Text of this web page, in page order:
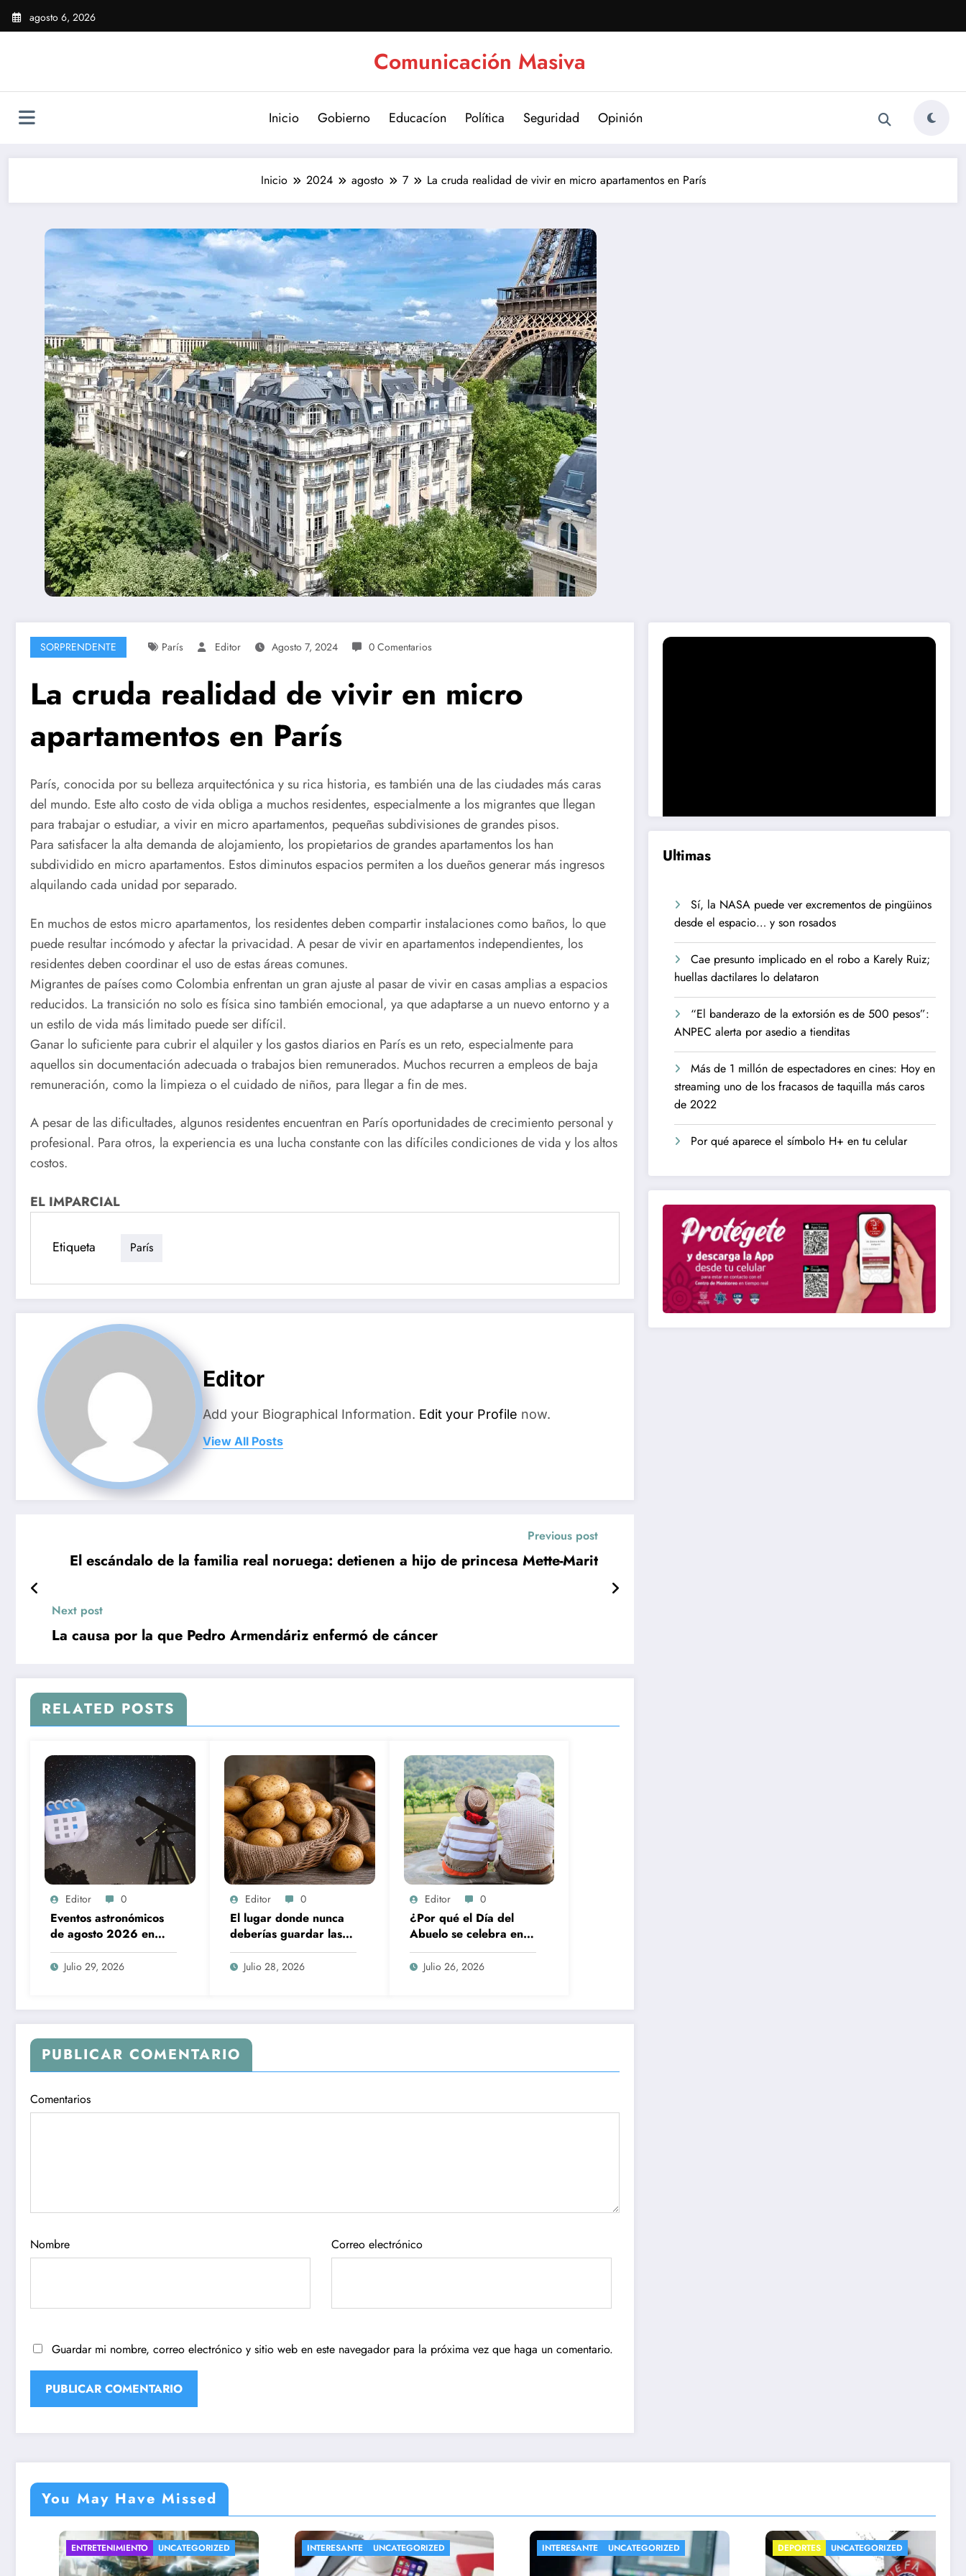
Saltar
agosto 6, 2026
Comunicación Masiva
Inicio Gobierno Educacíon Política Seguridad Opinión
Inicio 2024 agosto 7 La cruda realidad de vivir en micro apartamentos en París
SORPRENDENTE París Editor Agosto 7, 2024 0 Comentarios
La cruda realidad de vivir en micro
apartamentos en París
París, conocida por su belleza arquitectónica y su rica historia, es también una de las ciudades más caras
del mundo. Este alto costo de vida obliga a muchos residentes, especialmente a los migrantes que llegan
para trabajar o estudiar, a vivir en micro apartamentos, pequeñas subdivisiones de grandes pisos.
Para satisfacer la alta demanda de alojamiento, los propietarios de grandes apartamentos los han
subdividido en micro apartamentos. Estos diminutos espacios permiten a los dueños generar más ingresos
alquilando cada unidad por separado.
En muchos de estos micro apartamentos, los residentes deben compartir instalaciones como baños, lo que
puede resultar incómodo y afectar la privacidad. A pesar de vivir en apartamentos independientes, los
residentes deben coordinar el uso de estas áreas comunes.
Migrantes de países como Colombia enfrentan un gran ajuste al pasar de vivir en casas amplias a espacios
reducidos. La transición no solo es física sino también emocional, ya que adaptarse a un nuevo entorno y a
un estilo de vida más limitado puede ser difícil.
Ganar lo suficiente para cubrir el alquiler y los gastos diarios en París es un reto, especialmente para
aquellos sin documentación adecuada o trabajos bien remunerados. Muchos recurren a empleos de baja
remuneración, como la limpieza o el cuidado de niños, para llegar a fin de mes.
A pesar de las dificultades, algunos residentes encuentran en París oportunidades de crecimiento personal y
profesional. Para otros, la experiencia es una lucha constante con las difíciles condiciones de vida y los altos
costos.
EL IMPARCIAL
Etiqueta París
Editor
Add your Biographical Information. Edit your Profile now.
View All Posts
Previous post
El escándalo de la familia real noruega: detienen a hijo de princesa Mette-Marit
Next post
La causa por la que Pedro Armendáriz enfermó de cáncer
RELATED POSTS
Editor 0
Eventos astronómicos
de agosto 2026 en
México: eclipse lunar y
Perseidas, cuándo
Julio 29, 2026
Editor 0
El lugar donde nunca
deberías guardar las
papas y casi todos lo
hacenJulio 28, 2026
Editor 0
¿Por qué el Día del
Abuelo se celebra en
julio y agosto en
México?
Julio 26, 2026
PUBLICAR COMENTARIO
Comentarios
Nombre Correo electrónico
Guardar mi nombre, correo electrónico y sitio web en este navegador para la próxima vez que haga un comentario.
Ultimas
Sí, la NASA puede ver excrementos de pingüinos
desde el espacio… y son rosados
Cae presunto implicado en el robo a Karely Ruiz;
huellas dactilares lo delataron
“El banderazo de la extorsión es de 500 pesos”:
ANPEC alerta por asedio a tienditas
Más de 1 millón de espectadores en cines: Hoy en
streaming uno de los fracasos de taquilla más caros
de 2022
Por qué aparece el símbolo H+ en tu celular
You May Have Missed
ENTRETENIMIENTO UNCATEGORIZED INTERESANTE UNCATEGORIZED INTERESANTE UNCATEGORIZED DEPORTES UNCATEGORIZED